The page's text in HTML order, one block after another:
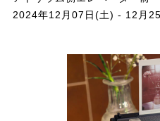
2024年12月07日(土) - 12月